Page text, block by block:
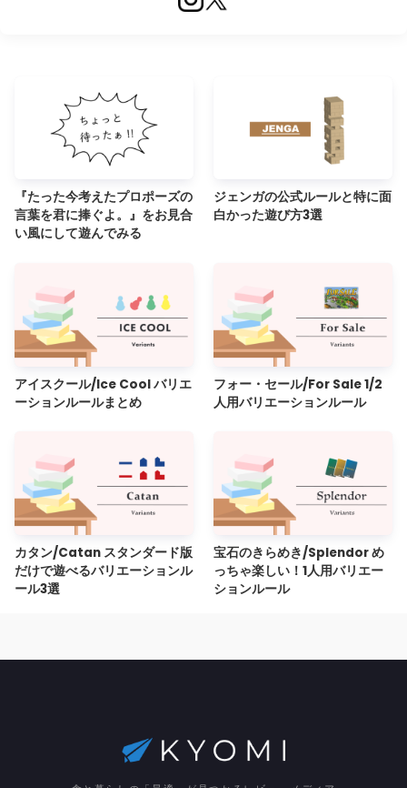
『たった今考えたプロポーズの
言葉を君に捧ぐよ。』をお見合
い風にして遊んでみる
ジェンガの公式ルールと特に面
白かった遊び方3選
アイスクール/Ice Cool バリエ
ーションルールまとめ
フォー・セール/For Sale 1/2
人用バリエーションルール
カタン/Catan スタンダード版
だけで遊べるバリエーションル
ール3選
宝石のきらめき/Splendor め
っちゃ楽しい！1人用バリエー
ションルール